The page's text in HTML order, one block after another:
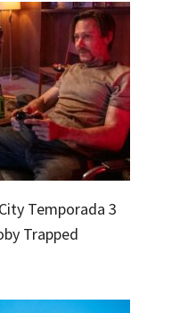
Temporada 3
Trapped